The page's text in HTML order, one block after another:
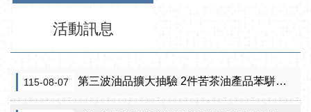
活動訊息
115-08-07 第三波油品擴大抽驗 2件苦茶油產品苯駢芘超標 前已要求預防性下架